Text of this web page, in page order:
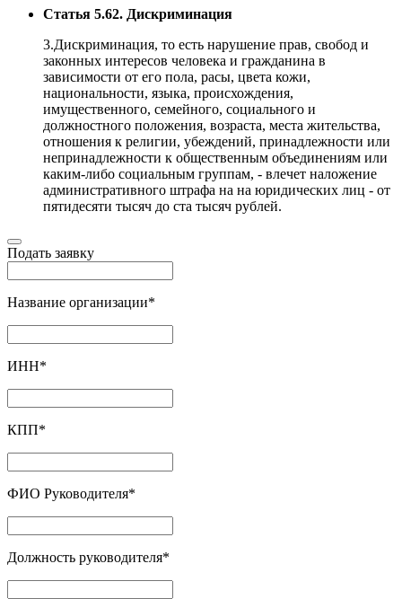
Статья 5.62. Дискриминация
3.Дискриминация, то есть нарушение прав, свобод и
законных интересов человека и гражданина в
зависимости от его пола, расы, цвета кожи,
национальности, языка, происхождения,
имущественного, семейного, социального и
должностного положения, возраста, места жительства,
отношения к религии, убеждений, принадлежности или
непринадлежности к общественным объединениям или
каким-либо социальным группам, - влечет наложение
административного штрафа на на юридических лиц - от
пятидесяти тысяч до ста тысяч рублей.
Подать заявку
Название организации*
ИНН*
КПП*
ФИО Руководителя*
Должность руководителя*